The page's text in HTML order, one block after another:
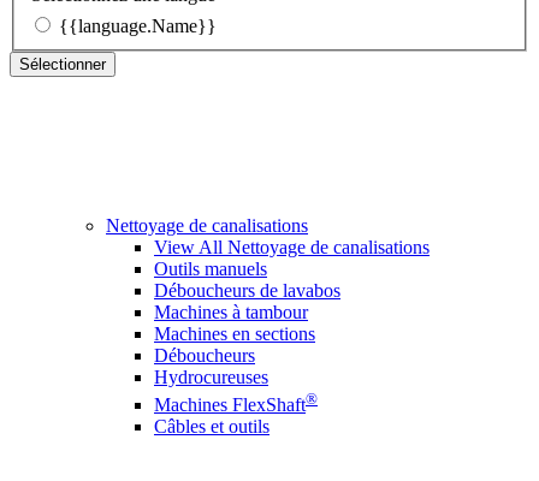
{{language.Name}}
Sélectionner
Nettoyage de canalisations
View All Nettoyage de canalisations
Outils manuels
Déboucheurs de lavabos
Machines à tambour
Machines en sections
Déboucheurs
Hydrocureuses
Machines FlexShaft®
Câbles et outils